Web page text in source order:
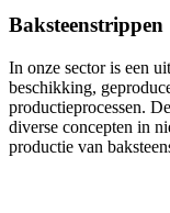
Baksteenstrippen
In onze sector is een
beschikking,
productieprocessen.
diverse concepten in
productie van